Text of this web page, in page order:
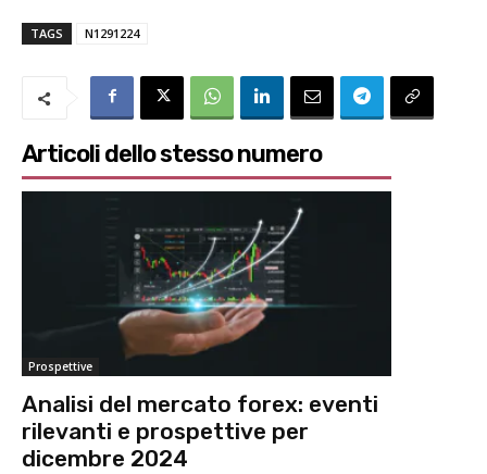
TAGS N1291224
Articoli dello stesso numero
Prospettive
Analisi del mercato forex: eventi
rilevanti e prospettive per
dicembre 2024